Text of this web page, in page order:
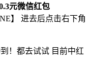
元微信红包
】 进去后点击右下角
！都去试试 目前中红